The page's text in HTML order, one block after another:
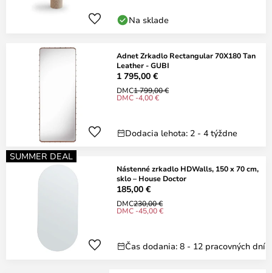
Na sklade
Adnet Zrkadlo Rectangular 70X180 Tan
Leather - GUBI
1 795,00 €
DMC1 799,00 €
DMC -4,00 €
Dodacia lehota: 2 - 4 týždne
SUMMER DEAL
Nástenné zrkadlo HDWalls, 150 x 70 cm,
sklo – House Doctor
185,00 €
DMC230,00 €
DMC -45,00 €
Čas dodania: 8 - 12 pracovných dní